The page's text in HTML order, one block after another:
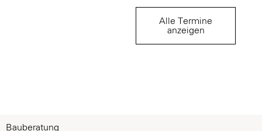
Alle Termine
anzeigen
Bauberatung